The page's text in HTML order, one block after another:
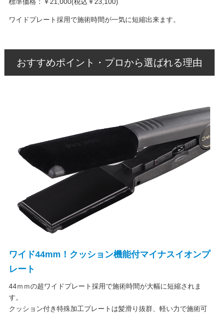
標準価格：￥21,000(税込 ￥23,100)
ワイドプレート採用で施術時間が一気に短縮出来ます。
おすすめポイント・プロから選ばれる理由
ワイド44mm！クッション機能付マイナスイオンプ
レート
44ｍｍの超ワイドプレート採用で施術時間が大幅に短縮されま
す。
クッション付き特殊加工プレートは髪滑り抜群、軽い力で施術可